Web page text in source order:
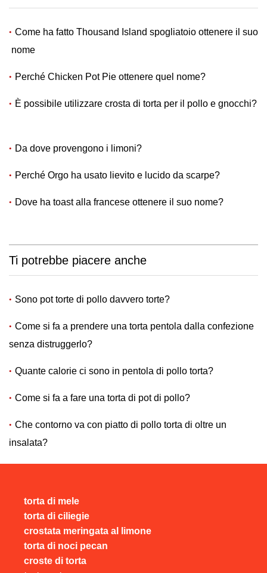
Come ha fatto Thousand Island spogliatoio ottenere il suo
nome
Perché Chicken Pot Pie ottenere quel nome?
È possibile utilizzare crosta di torta per il pollo e gnocchi?
Da dove provengono i limoni?
Perché Orgo ha usato lievito e lucido da scarpe?
Dove ha toast alla francese ottenere il suo nome?
Ti potrebbe piacere anche
Sono pot torte di pollo davvero torte?
Come si fa a prendere una torta pentola dalla confezione
senza distruggerlo?
Quante calorie ci sono in pentola di pollo torta?
Come si fa a fare una torta di pot di pollo?
Che contorno va con piatto di pollo torta di oltre un
insalata?
torta di mele
torta di ciliegie
crostata meringata al limone
torta di noci pecan
croste di torta